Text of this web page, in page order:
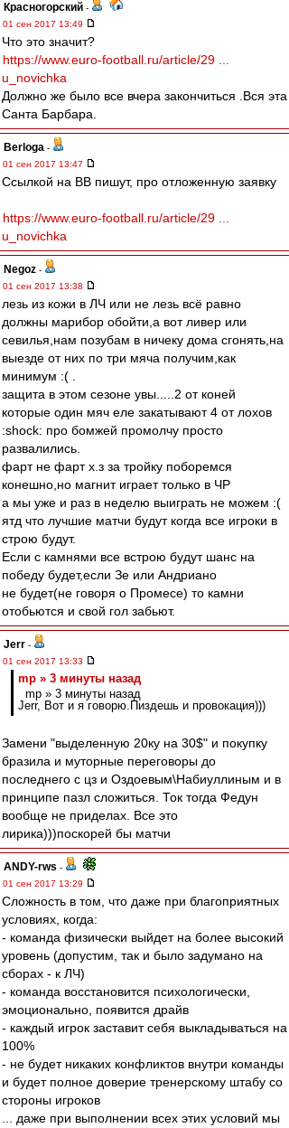
Красногорский -
01 сен 2017 13:49
Что это значит?
https://www.euro-football.ru/article/29 ...
u_novichka
Должно же было все вчера закончиться .Вся эта
Санта Барбара.
Berloga -
01 сен 2017 13:47
Ссылкой на ВВ пишут, про отложенную заявку
https://www.euro-football.ru/article/29 ...
u_novichka
Negoz -
01 сен 2017 13:38
лезь из кожи в ЛЧ или не лезь всё равно
должны марибор обойти,а вот ливер или
севилья,нам позубам в ничеку дома сгонять,на
выезде от них по три мяча получим,как
минимум :( .
защита в этом сезоне увы.....2 от коней
которые один мяч еле закатывают 4 от лохов
:shock: про бомжей промолчу просто
развалились.
фарт не фарт х.з за тройку поборемся
конешно,но магнит играет только в ЧР
а мы уже и раз в неделю выиграть не можем :(
ятд что лучшие матчи будут когда все игроки в
строю будут.
Если с камнями все встрою будут шанс на
победу будет,если Зе или Андриано
не будет(не говоря о Промесе) то камни
отобьются и свой гол забьют.
Jerr -
01 сен 2017 13:33
mp » 3 минуты назад
mp » 3 минуты назад
Jerr, Вот и я говорю.Пиздешь и провокация)))
Замени "выделенную 20ку на 30$" и покупку
бразила и муторные переговоры до
последнего с цз и Оздоевым\Набиуллиным и в
принципе пазл сложиться. Ток тогда Федун
вообще не приделах. Все это
лирика)))поскорей бы матчи
ANDY-rws -
01 сен 2017 13:29
Сложность в том, что даже при благоприятных
условиях, когда:
- команда физически выйдет на более высокий
уровень (допустим, так и было задумано на
сборах - к ЛЧ)
- команда восстановится психологически,
эмоционально, появится драйв
- каждый игрок заставит себя выкладываться на
100%
- не будет никаких конфликтов внутри команды
и будет полное доверие тренерскому штабу со
стороны игроков
... даже при выполнении всех этих условий мы